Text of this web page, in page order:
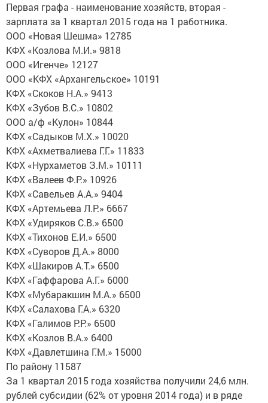
Первая графа - наименование хозяйств, вторая -
зарплата за 1 квартал 2015 года на 1 работника.
ООО «Новая Шешма» 12785
КФХ «Козлова М.И.» 9818
ООО «Игенче» 12127
ООО «КФХ «Архангельское» 10191
КФХ «Скоков Н.А.» 9413
КФХ «Зубов В.С.» 10802
ООО а/ф «Кулон» 10844
КФХ «Садыков М.Х.» 10020
КФХ «Ахметвалиева Г.Г.» 11833
КФХ «Нурхаметов З.М.» 10111
КФХ «Валеев Ф.Р.» 10926
КФХ «Савельев А.А.» 9404
КФХ «Артемьева Л.Р.» 6667
КФХ «Удиряков С.В.» 6500
КФХ «Тихонов Е.И.» 6500
КФХ «Суворов Д.А.» 8000
КФХ «Шакиров А.Т.» 6500
КФХ «Гаффарова А.Г.» 6000
КФХ «Мубаракшин М.А.» 6500
КФХ «Салахова Г.А.» 6320
КФХ «Галимов Р.Р.» 6500
КФХ «Козлов В.А.» 6400
КФХ «Давлетшина Г.М.» 15000
По району 11587
За 1 квартал 2015 года хозяйства получили 24,6 млн.
рублей субсидии (62% от уровня 2014 года) и в ряде